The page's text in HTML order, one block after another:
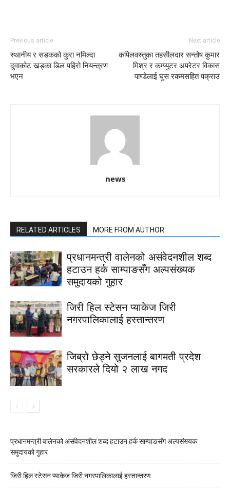
Previous article
स्थानीय र सडकको कुरा नमिल्दा
दुवाकोट खड्का डिल पहिरो नियन्त्रण
भएन
Next article
कपिलवस्तुका तहसीलदार सन्तोष कुमार
मिश्र र कम्प्युटर अपरेटर विकास
पाण्डेलाई घुस रकमसहित पक्राउ
news
RELATED ARTICLES MORE FROM AUTHOR
प्रधानमन्त्री वालेनको असंवेदनशील शब्द
हटाउन हर्क साम्पाङसँग अल्पसंख्यक
समुदायको गुहार
जिरी हिल स्टेसन प्याकेज जिरी
नगरपालिकालाई हस्तान्तरण
जिब्रो छेड्ने सुजनलाई बागमती प्रदेश
सरकारले दियो २ लाख नगद
प्रधानमन्त्री वालेनको असंवेदनशील शब्द हटाउन हर्क साम्पाङसँग अल्पसंख्यक
समुदायको गुहार
जिरी हिल स्टेसन प्याकेज जिरी नगरपालिकालाई हस्तान्तरण